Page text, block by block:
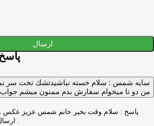
ارسال
سايه شمس : سلام خسته نباشيدتشك تخت سر
من دو تا ميخوام سفارش بدم ممنون ميشم جواب
پاسخ : سلام وقت بخیر خانم شمس عزیز عکس و